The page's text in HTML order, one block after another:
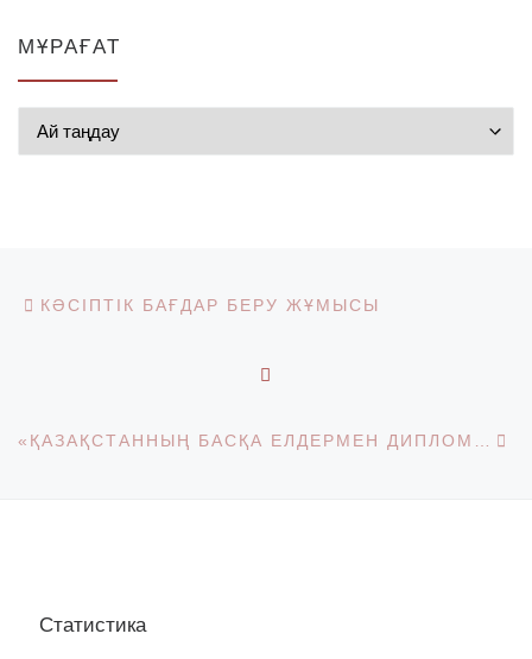
МҰРАҒАТ
Post navigation
КӘСІПТІК БАҒДАР БЕРУ ЖҰМЫСЫ
Статистика